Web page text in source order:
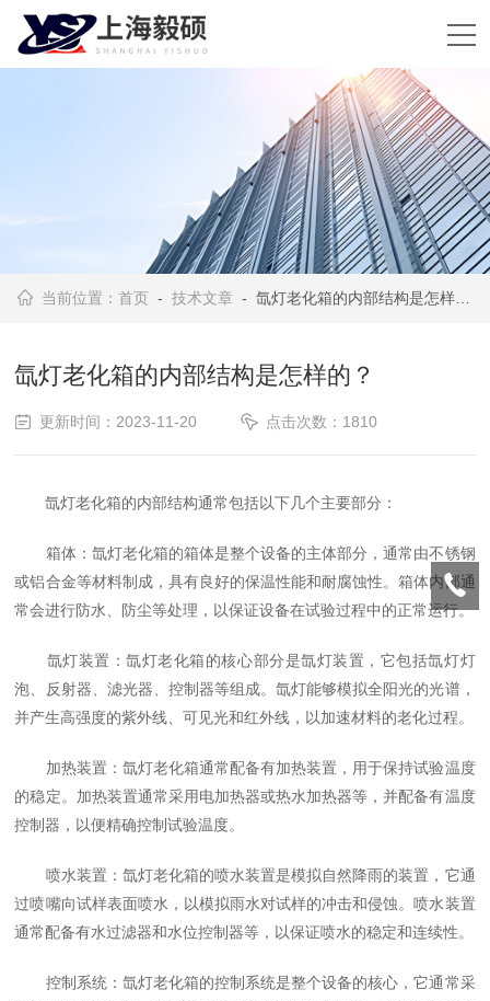
当前位置：首页 -技术文章 - 氙灯老化箱的内部结构是怎样的？
氙灯老化箱的内部结构是怎样的？
更新时间：2023-11-20 点击次数：1810
氙灯老化箱的内部结构通常包括以下几个主要部分：
箱体：氙灯老化箱的箱体是整个设备的主体部分，通常由不锈钢
或铝合金等材料制成，具有良好的保温性能和耐腐蚀性。箱体内部通
常会进行防水、防尘等处理，以保证设备在试验过程中的正常运行。
氙灯装置：氙灯老化箱的核心部分是氙灯装置，它包括氙灯灯
泡、反射器、滤光器、控制器等组成。氙灯能够模拟全阳光的光谱，
并产生高强度的紫外线、可见光和红外线，以加速材料的老化过程。
加热装置：氙灯老化箱通常配备有加热装置，用于保持试验温度
的稳定。加热装置通常采用电加热器或热水加热器等，并配备有温度
控制器，以便精确控制试验温度。
喷水装置：氙灯老化箱的喷水装置是模拟自然降雨的装置，它通
过喷嘴向试样表面喷水，以模拟雨水对试样的冲击和侵蚀。喷水装置
通常配备有水过滤器和水位控制器等，以保证喷水的稳定和连续性。
控制系统：氙灯老化箱的控制系统是整个设备的核心，它通常采